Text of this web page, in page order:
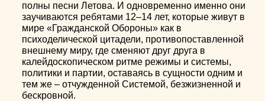
полны песни Летова. И одновременно именно они
заучиваются ребятами 12–14 лет, которые живут в
мире «Гражданской Обороны» как в
психоделической цитадели, противопоставленной
внешнему миру, где сменяют друг друга в
калейдоскопическом ритме режимы и системы,
политики и партии, оставаясь в сущности одним и
тем же – отчужденной Системой, безжизненной и
бескровной.